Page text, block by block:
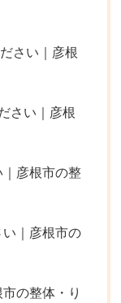
さい｜彦根
さい｜彦根
彦根市の整
｜彦根市の
の整体・り